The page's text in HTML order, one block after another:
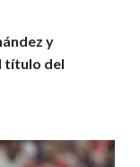
y
título del